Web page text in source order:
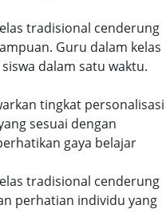
tradisional cenderung
Guru dalam kelas
dalam satu waktu.
tingkat personalisasi
sesuai dengan
gaya belajar
tradisional cenderung
perhatian individu yang